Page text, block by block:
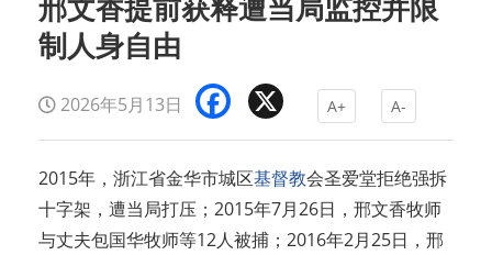
邢文香提前获释遭当局监控并限
制人身自由
2026年5月13日 Facebook A+ A-
2015年，浙江省金华市城区基督教会圣爱堂拒绝强拆
十字架，遭当局打压；2015年7月26日，邢文香牧师
与丈夫包国华牧师等12人被捕；2016年2月25日，邢